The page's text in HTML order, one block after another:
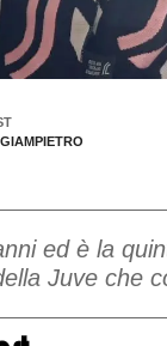
ed è la
Juve che